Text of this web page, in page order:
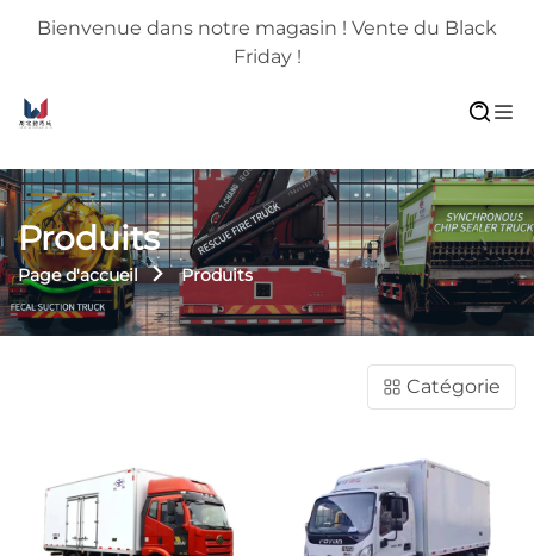
Bienvenue dans notre magasin ! Vente du Black
Friday !
Produits
Page d'accueil Produits
Catégorie